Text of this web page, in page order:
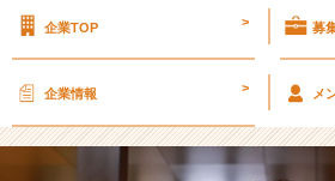
介
【株
企業TOP > 募
企業情報 > メ